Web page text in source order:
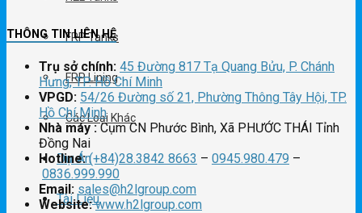
FRP Tanks
FRP Lining
Các Loại Khác
Dự Án
Tài Liệu
THÔNG TIN LIÊN HỆ
Trụ sở chính: 45 Đường 817 Tạ Quang Bửu, P. Chánh
Hưng, TP. Hồ Chí Minh
VPGD: 54/26 Đường số 21, Phường Thông Tây Hội, TP.
Hồ Chí Minh
Nhà máy :Cụm CN Phước Bình, Xã PHƯỚC THÁI Tỉnh
Đồng Nai
Hotline: (+84)28.3842 8663 – 0945.980.479 –
0836.999.990
Email: sales@h2lgroup.com
Website:www.h2lgroup.com